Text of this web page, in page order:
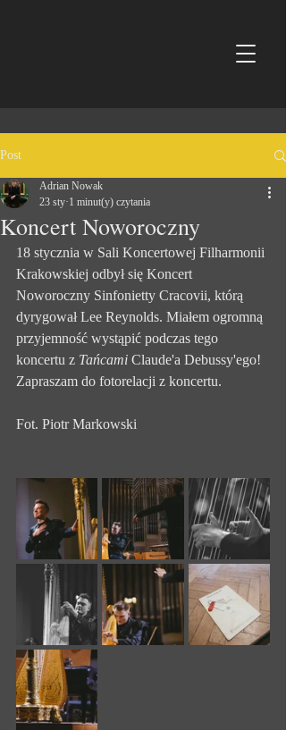
Post
Koncert Noworoczny
Adrian Nowak
23 sty 1 minut(y) czytania
18 stycznia w Sali Koncertowej Filharmonii
Krakowskiej odbył się Koncert
Noworoczny Sinfonietty Cracovii, którą
dyrygował Lee Reynolds. Miałem ogromną
przyjemność wystąpić podczas tego
koncertu z Tańcami Claude'a Debussy'ego!
Zapraszam do fotorelacji z koncertu.
Fot. Piotr Markowski